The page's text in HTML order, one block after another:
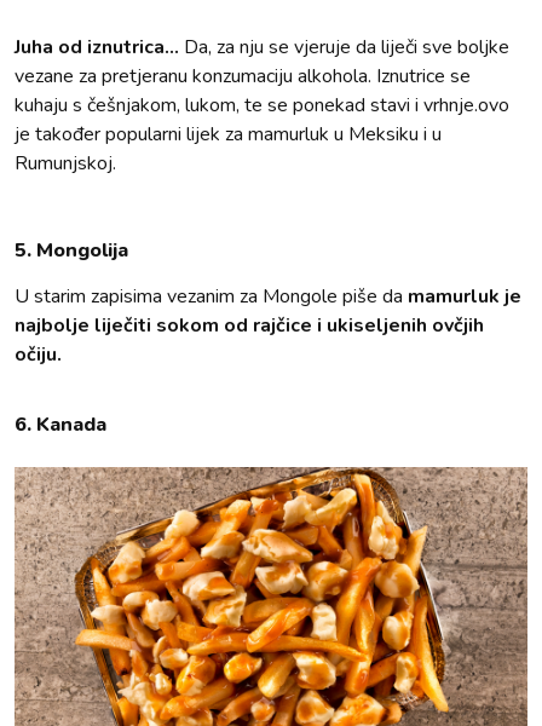
Juha od iznutrica... Da, za nju se vjeruje da liječi sve boljke
vezane za pretjeranu konzumaciju alkohola. Iznutrice se
kuhaju s češnjakom, lukom, te se ponekad stavi i vrhnje.ovo
je također popularni lijek za mamurluk u Meksiku i u
Rumunjskoj.
5. Mongolija
U starim zapisima vezanim za Mongole piše da mamurluk je
najbolje liječiti sokom od rajčice i ukiseljenih ovčjih
očiju.
6. Kanada